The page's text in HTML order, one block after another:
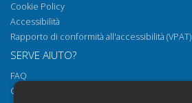
Cookie Policy
Accessibilità
Rapporto di conformità all'accessibilità (VPAT)
SERVE AIUTO?
FAQ
Come aprire i nostri documenti